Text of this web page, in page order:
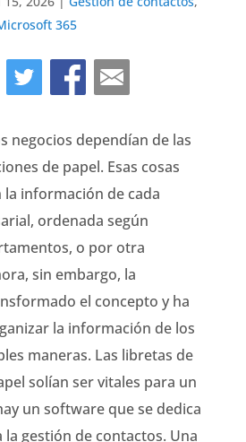
365
negocios dependían de las
de papel. Esas cosas
información de cada
ordenada según
o por otra
sin embargo, la
el concepto y ha
la información de los
maneras. Las libretas de
solían ser vitales para un
un software que se dedica
la gestión de contactos. Una